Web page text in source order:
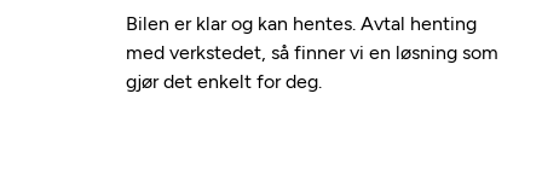
Bilen er klar og kan hentes. Avtal henting
med verkstedet, så finner vi en løsning som
gjør det enkelt for deg.